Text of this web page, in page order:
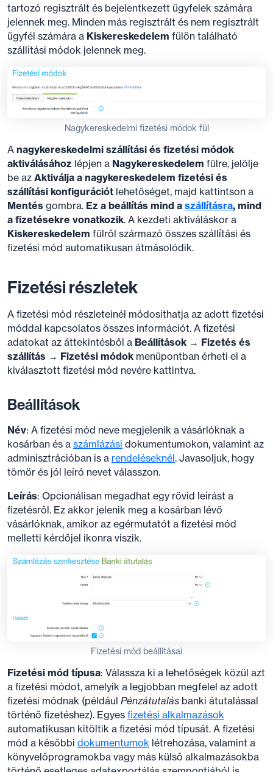
tartozó regisztrált és bejelentkezett ügyfelek számára
jelennek meg. Minden más regisztrált és nem regisztrált
ügyfél számára a Kiskereskedelem fülön található
szállítási módok jelennek meg.
Nagykereskedelmi fizetési módok fül
A nagykereskedelmi szállítási és fizetési módok
aktiválásához lépjen a Nagykereskedelem fülre, jelölje
be az Aktiválja a nagykereskedelem fizetési és
szállítási konfigurációt lehetőséget, majd kattintson a
Mentés gombra. Ez a beállítás mind a szállításra, mind
a fizetésekre vonatkozik. A kezdeti aktiváláskor a
Kiskereskedelem fülről származó összes szállítási és
fizetési mód automatikusan átmásolódik.
Fizetési részletek
A fizetési mód részleteinél módosíthatja az adott fizetési
móddal kapcsolatos összes információt. A fizetési
adatokat az áttekintésből a Beállítások → Fizetés és
szállítás → Fizetési módok menüpontban érheti el a
kiválasztott fizetési mód nevére kattintva.
Beállítások
Név: A fizetési mód neve megjelenik a vásárlóknak a
kosárban és a számlázási dokumentumokon, valamint az
adminisztrációban is a rendeléseknél. Javasoljuk, hogy
tömör és jól leíró nevet válasszon.
Leírás: Opcionálisan megadhat egy rövid leírást a
fizetésről. Ez akkor jelenik meg a kosárban lévő
vásárlóknak, amikor az egérmutatót a fizetési mód
melletti kérdőjel ikonra viszik.
Fizetési mód beállításai
Fizetési mód típusa: Válassza ki a lehetőségek közül azt
a fizetési módot, amelyik a legjobban megfelel az adott
fizetési módnak (például Pénzátutalás banki átutalással
történő fizetéshez). Egyes fizetési alkalmazások
automatikusan kitöltik a fizetési mód típusát. A fizetési
mód a későbbi dokumentumok létrehozása, valamint a
könyvelőprogramokba vagy más külső alkalmazásokba